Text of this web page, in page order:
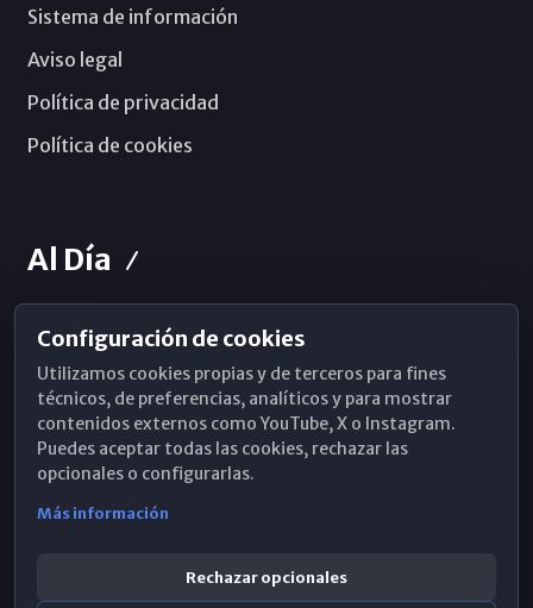
Sistema de información
Aviso legal
Política de privacidad
Política de cookies
Al Día
Horarios de Misa
Hemeroteca
WhatsApp
Configuración de cookies
Utilizamos cookies propias y de terceros para fines
técnicos, de preferencias, analíticos y para mostrar
contenidos externos como YouTube, X o Instagram.
Puedes aceptar todas las cookies, rechazar las
opcionales o configurarlas.
Más información
Rechazar opcionales